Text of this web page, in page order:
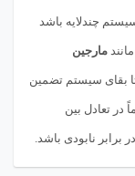
چندلایه باشد
مارجین
تا بقای سیستم تضمین
در تعادل بین
برابر نابودی باشد.